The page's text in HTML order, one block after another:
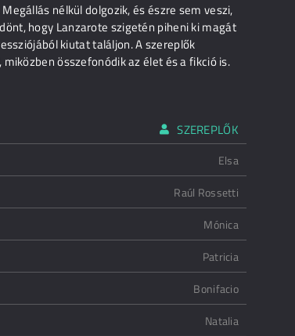
nélkül dolgozik, és észre sem veszi,
hogy Lanzarote szigetén piheni ki magát
kiutat találjon. A szereplők
összefonódik az élet és a fikció is.
SZEREPLŐK
Elsa
Raúl Rossetti
Mónica
Patricia
Bonifacio
Natalia